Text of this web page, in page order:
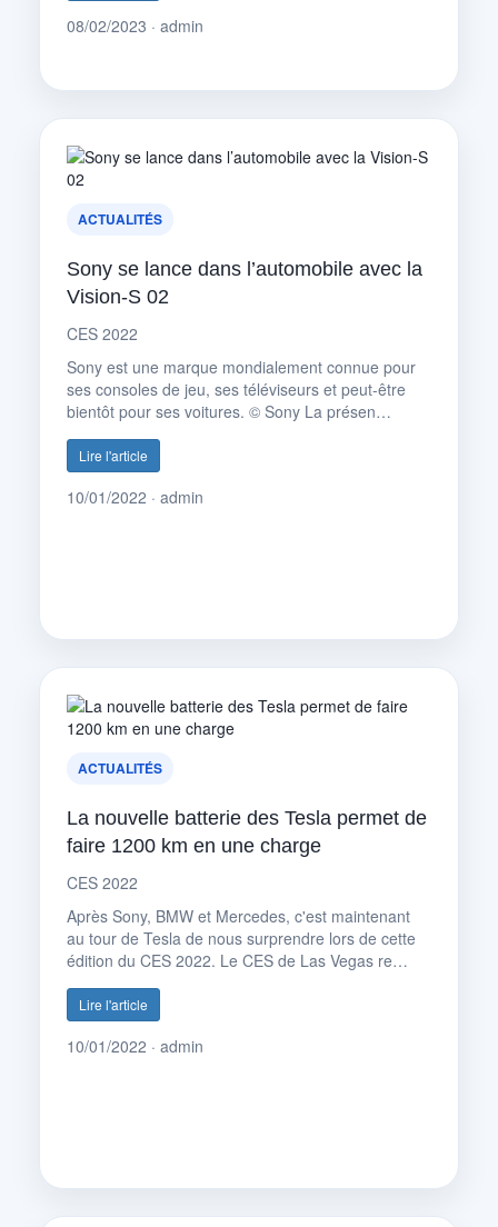
08/02/2023 · admin
ACTUALITÉS
Sony se lance dans l’automobile avec la
Vision-S 02
CES 2022
Sony est une marque mondialement connue pour
ses consoles de jeu, ses téléviseurs et peut-être
bientôt pour ses voitures. © Sony La présen…
Lire l'article
10/01/2022 · admin
ACTUALITÉS
La nouvelle batterie des Tesla permet de
faire 1200 km en une charge
CES 2022
Après Sony, BMW et Mercedes, c'est maintenant
au tour de Tesla de nous surprendre lors de cette
édition du CES 2022. Le CES de Las Vegas re…
Lire l'article
10/01/2022 · admin